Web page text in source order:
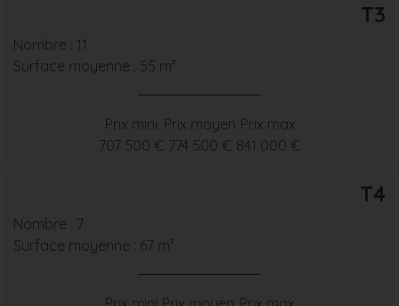
T3
Nombre : 11
Surface moyenne : 55 m²
Prix mini
707 500 €
Prix moyen
774 500 €
Prix max
841 000 €
T4
Nombre : 7
Surface moyenne : 67 m²